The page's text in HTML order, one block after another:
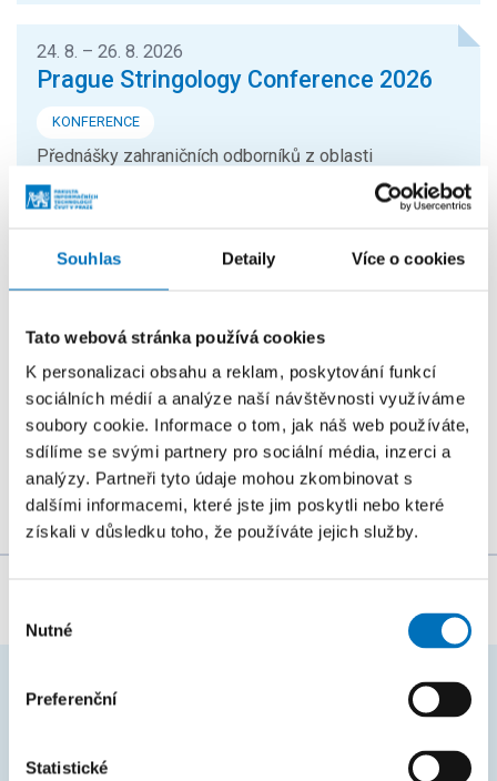
Souhlas Detaily Více o cookies
Tato webová stránka používá cookies
K personalizaci obsahu a reklam, poskytování funkcí
sociálních médií a analýze naší návštěvnosti využíváme
soubory cookie. Informace o tom, jak náš web používáte,
sdílíme se svými partnery pro sociální média, inzerci a
analýzy. Partneři tyto údaje mohou zkombinovat s
dalšími informacemi, které jste jim poskytli nebo které
získali v důsledku toho, že používáte jejich služby.
souhlasu
Nutné
Preferenční
Statistické
24. 8. – 26. 8. 2026
Prague Stringology Conference 2026
KONFERENCE
Přednášky zahraničních odborníků z oblasti
stringologie a dalších příbuzných témat si můžete
přijít poslechnout na mezinárodní...
26. 8. – 27. 8. 2026
KONFERENCE
StringMasters sdružuje výzkumné pracovníky v oblasti
řetězcových algoritmů na všech úrovních (starší,
mladší a zejména...
Harmonogram akademického roku